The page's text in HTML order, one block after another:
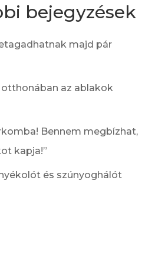
bejegyzések
majd pár
az ablakok
Bennem megbízhat,
kapja!”
és szúnyoghálót